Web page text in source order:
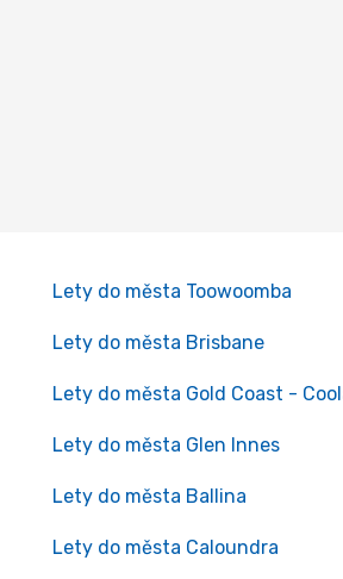
Lety do města Toowoomba
Lety do města Brisbane
Lety do města Gold Coast -
Lety do města Glen Innes
Lety do města Ballina
Lety do města Caloundra